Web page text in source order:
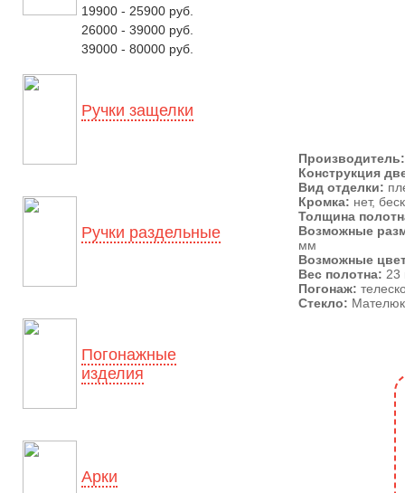
19900 - 25900 руб.
26000 - 39000 руб.
39000 - 80000 руб.
Ручки защелки
Ручки раздельные
Погонажные
изделия
Арки
Производитель:
Конструкция
Вид отделки:
Кромка: нет,
Толщина
Возможные
мм
Возможные
Вес полотна: 23
Погонаж:
Стекло: